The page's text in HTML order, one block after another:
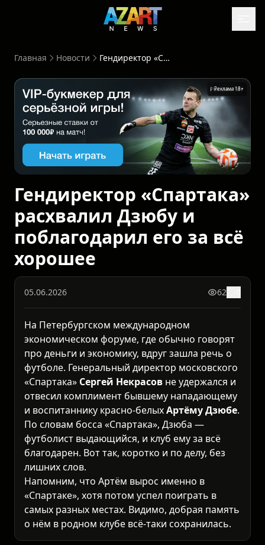
Главная Новости Гендиректор «Спартака» расхвалил Дзюбу и поблагодарил его за всё хорошее
Реклама 18+
Гендиректор «Спартака»
расхвалил Дзюбу и
поблагодарил его за всё
хорошее
05.06.2026 62
На Петербургском международном
экономическом форуме, где обычно говорят
про деньги и экономику, вдруг зашла речь о
футболе. Генеральный директор московского
«Спартака» Сергей Некрасов не удержался и
отвесил комплимент бывшему нападающему
и воспитаннику красно-белыхАртёму Дзюбе.
По словам босса «Спартака», Дзюба —
футболист выдающийся, и клуб ему за всё
благодарен. Вот так, коротко и по делу, без
лишних слов.
Напомним, что Артём вырос именно в
«Спартаке», хотя потом успел поиграть в
самых разных местах. Видимо, добрая память
о нём в родном клубе всё-таки сохранилась.